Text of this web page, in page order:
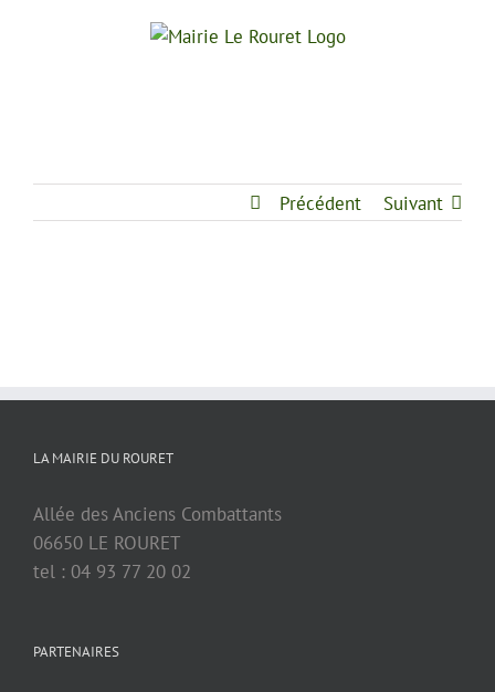
Précédent Suivant
LA MAIRIE DU ROURET
Allée des Anciens Combattants
06650 LE ROURET
tel : 04 93 77 20 02
PARTENAIRES